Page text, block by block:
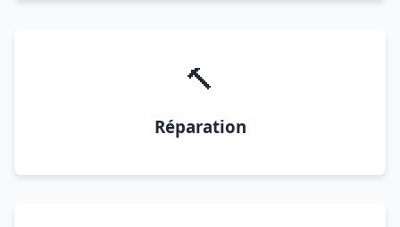
🔨
Réparation